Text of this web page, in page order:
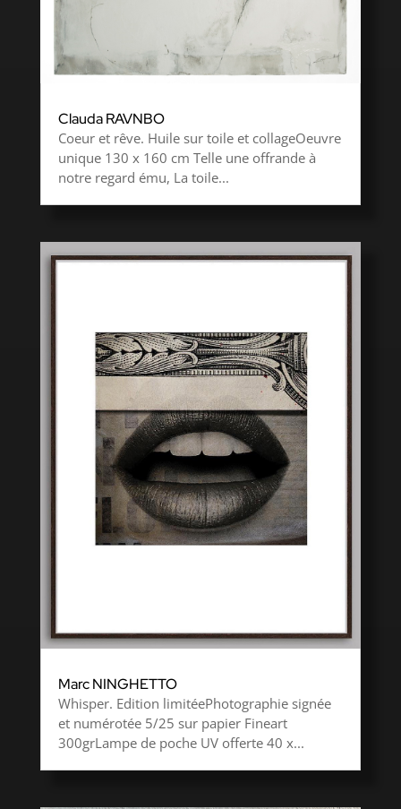
Clauda RAVNBO
Coeur et rêve. Huile sur toile et collageOeuvre
unique 130 x 160 cm Telle une offrande à
notre regard ému, La toile...
Marc NINGHETTO
Whisper. Edition limitéePhotographie signée
et numérotée 5/25 sur papier Fineart
300grLampe de poche UV offerte 40 x...